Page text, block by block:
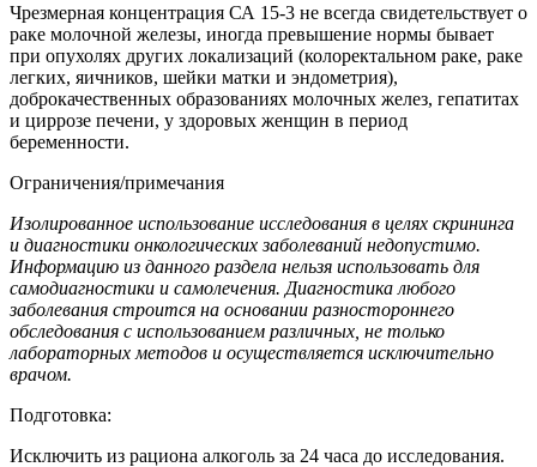
Чрезмерная концентрация СА 15-3 не всегда свидетельствует о
раке молочной железы, иногда превышение нормы бывает
при опухолях других локализаций (колоректальном раке, раке
легких, яичников, шейки матки и эндометрия),
доброкачественных образованиях молочных желез, гепатитах
и циррозе печени, у здоровых женщин в период
беременности.
Ограничения/примечания
Изолированное использование исследования в целях скрининга
и диагностики онкологических заболеваний недопустимо.
Информацию из данного раздела нельзя использовать для
самодиагностики и самолечения. Диагностика любого
заболевания строится на основании разностороннего
обследования с использованием различных, не только
лабораторных методов и осуществляется исключительно
врачом.
Подготовка:
Исключить из рациона алкоголь за 24 часа до исследования.